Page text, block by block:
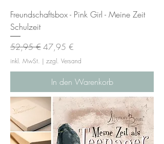
Freundschaftsbox - Pink Girl - Meine Zeit
Schulzeit
Standardpreis
52,95 €Sale-Preis
47,95 €
inkl. MwSt. | zzgl. Versand
In den Warenkorb